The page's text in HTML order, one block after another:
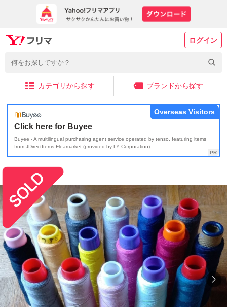
ログイン
カテゴリから探す ブランドから探す
Click here for Buyee
Buyee - A multilingual purchasing agent service operated by tenso, featuring items
from JDirectItems Fleamarket (provided by LY Corporation)
Overseas Visitors